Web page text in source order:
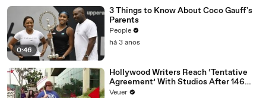
0:46
3 Things to Know About Coco Gauff's
Parents
People
há 3 anos
Hollywood Writers Reach ‘Tentative
Agreement’ With Studios After 146
Day Strike
Veuer